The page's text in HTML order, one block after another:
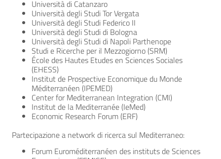
Università di Catanzaro
Università degli Studi Tor Vergata
Università degli Studi Federico II
Università degli Studi di Bologna
Università degli Studi di Napoli Parthenope
Studi e Ricerche per il Mezzogiorno (SRM)
École des Hautes Etudes en Sciences Sociales
(EHESS)
Institut de Prospective Economique du Monde
Méditerranéen (IPEMED)
Center for Mediterranean Integration (CMI)
Institut de la Mediterranée (IeMed)
Economic Research Forum (ERF)
Partecipazione a network di ricerca sul Mediterraneo:
Forum Euroméditerranéen des instituts de Sciences